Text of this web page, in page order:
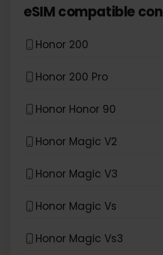
eSIM compatible con
Honor 200
Honor 200 Pro
Honor Honor 90
Honor Magic V2
Honor Magic V3
Honor Magic Vs
Honor Magic Vs3